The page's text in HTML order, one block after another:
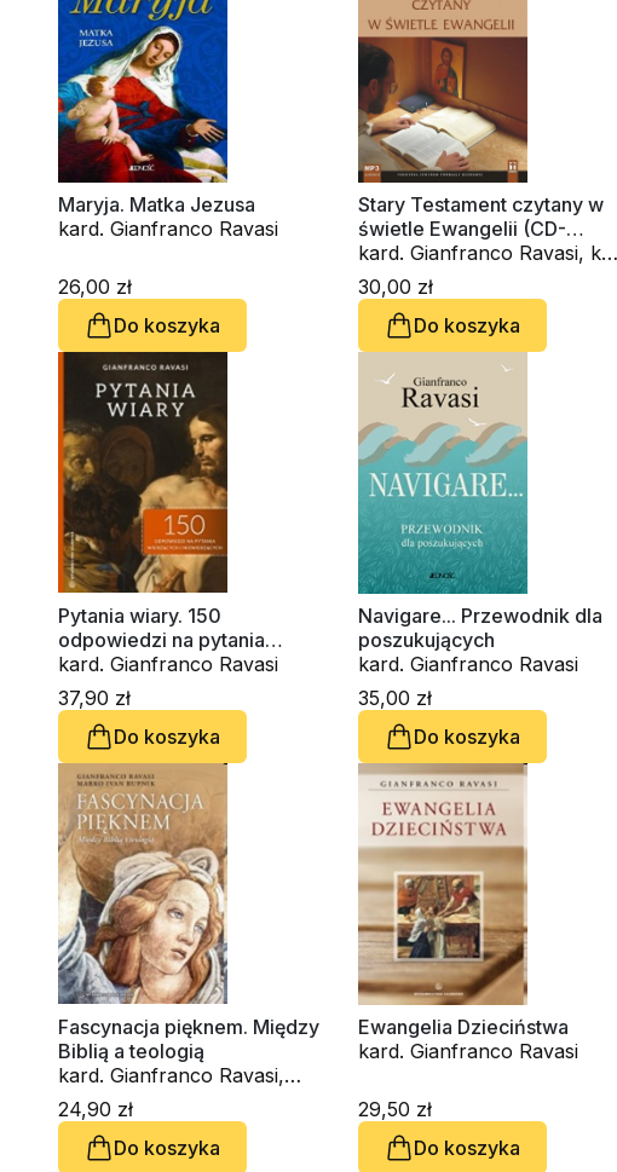
Maryja. Matka Jezusa
kard. Gianfranco Ravasi
26,00 zł
Do koszyka
Stary Testament czytany w
świetle Ewangelii (CD-
audiobook)
kard. Gianfranco Ravasi, ks.
Waldemar Chrostowski, s.
Judyta Pudełko PDDM
30,00 zł
Do koszyka
Pytania wiary. 150
odpowiedzi na pytania
wierzących i niewierzących
kard. Gianfranco Ravasi
37,90 zł
Do koszyka
Navigare... Przewodnik dla
poszukujących
kard. Gianfranco Ravasi
35,00 zł
Do koszyka
Fascynacja pięknem. Między
Biblią a teologią
kard. Gianfranco Ravasi,
Marko Ivan Rupnik SJ
24,90 zł
Do koszyka
Ewangelia Dzieciństwa
kard. Gianfranco Ravasi
29,50 zł
Do koszyka